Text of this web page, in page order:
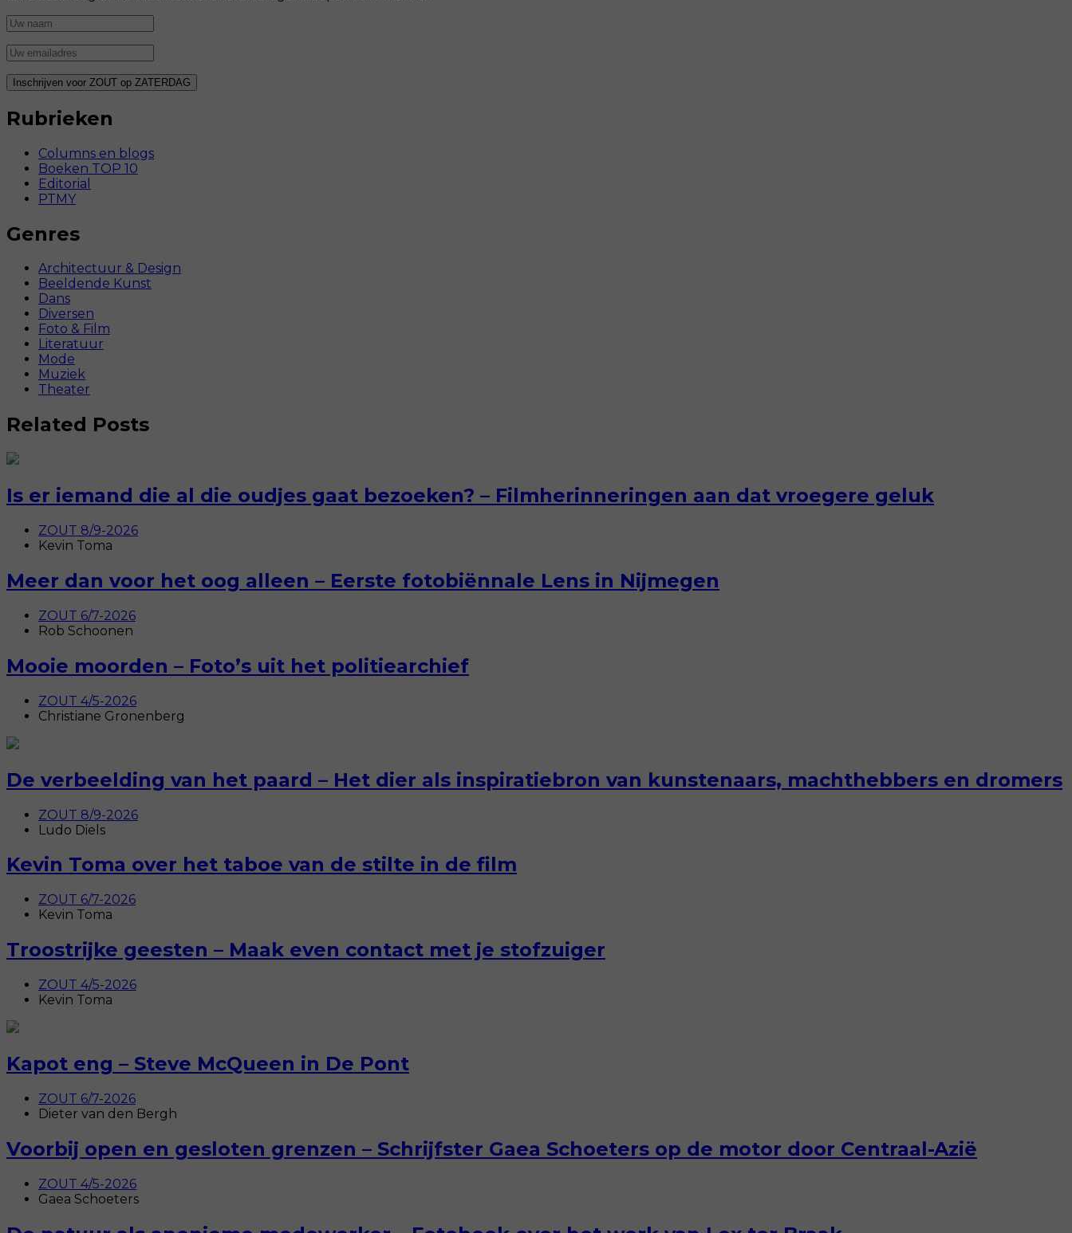
Rubrieken
Columns en blogs
Boeken TOP 10
Editorial
PTMY
Genres
Architectuur & Design
Beeldende Kunst
Dans
Diversen
Foto & Film
Literatuur
Mode
Muziek
Theater
Related Posts
Is er iemand die al die oudjes gaat bezoeken? – Filmherinneringen aan dat vroegere geluk
ZOUT 8/9-2026
Kevin Toma
Meer dan voor het oog alleen – Eerste fotobiënnale Lens in Nijmegen
ZOUT 6/7-2026
Rob Schoonen
Mooie moorden – Foto’s uit het politiearchief
ZOUT 4/5-2026
Christiane Gronenberg
De verbeelding van het paard – Het dier als inspiratiebron van kunstenaars, machthebbers en dromers
ZOUT 8/9-2026
Ludo Diels
Kevin Toma over het taboe van de stilte in de film
ZOUT 6/7-2026
Kevin Toma
Troostrijke geesten – Maak even contact met je stofzuiger
ZOUT 4/5-2026
Kevin Toma
Kapot eng – Steve McQueen in De Pont
ZOUT 6/7-2026
Dieter van den Bergh
Voorbij open en gesloten grenzen – Schrijfster Gaea Schoeters op de motor door Centraal-Azië
ZOUT 4/5-2026
Gaea Schoeters